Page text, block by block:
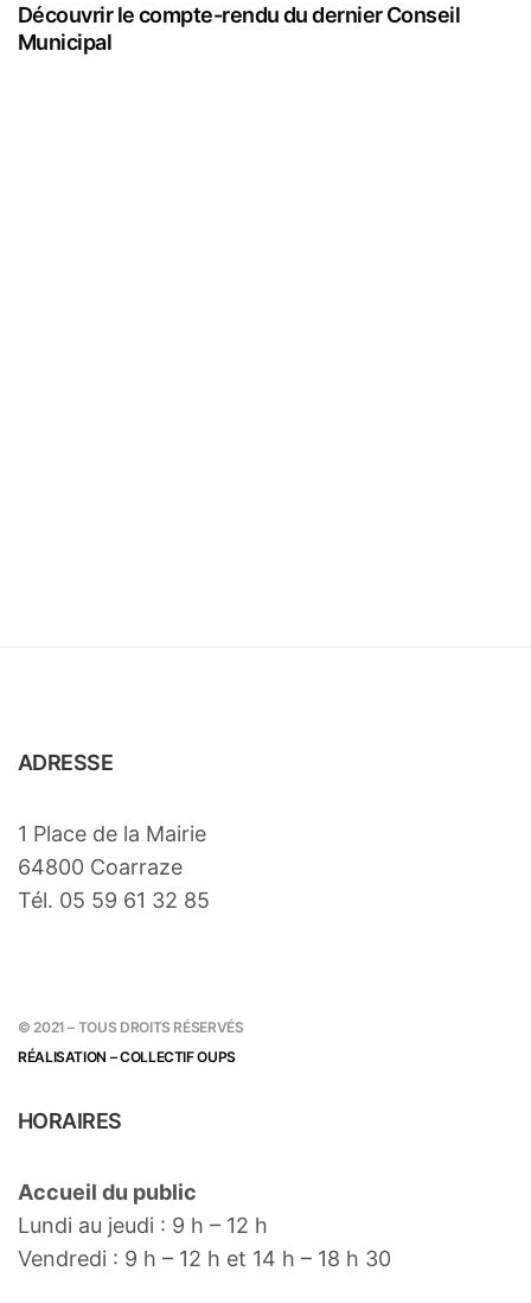
Découvrir le compte-rendu du dernier Conseil
Municipal
ADRESSE
1 Place de la Mairie
64800 Coarraze
Tél. 05 59 61 32 85
© 2021 – TOUS DROITS RÉSERVÉS
RÉALISATION – COLLECTIF OUPS
HORAIRES
Accueil du public
Lundi au jeudi : 9 h – 12 h
Vendredi : 9 h – 12 h et 14 h – 18 h 30